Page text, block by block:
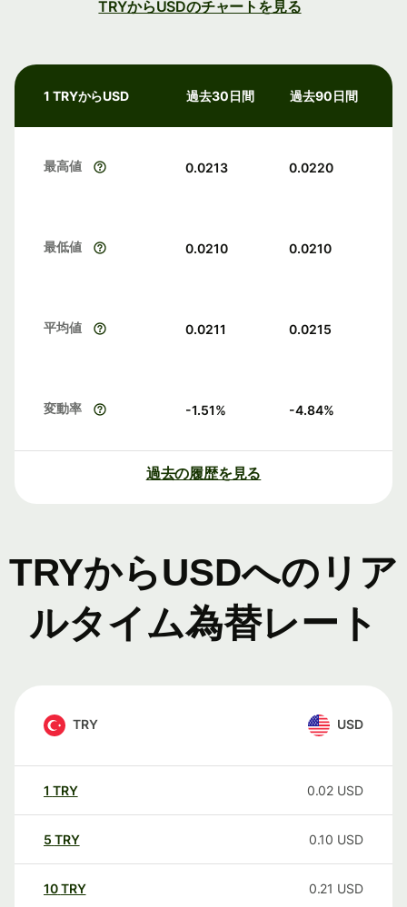
TRYからUSDのチャートを見る
1 TRYからUSD 過去30日間 過去90日間
最高値 0.0213 0.0220
最低値 0.0210 0.0210
平均値 0.0211 0.0215
変動率 -1.51% -4.84%
過去の履歴を見る
TRYからUSDへのリア
ルタイム為替レート
TRY USD
1 TRY 0.02 USD
5 TRY 0.10 USD
10TRY 0.21 USD